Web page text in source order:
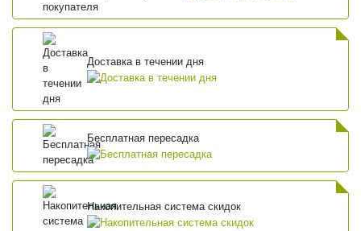
Доставка в течении дня
Бесплатная пересадка
Накопительная система скидок